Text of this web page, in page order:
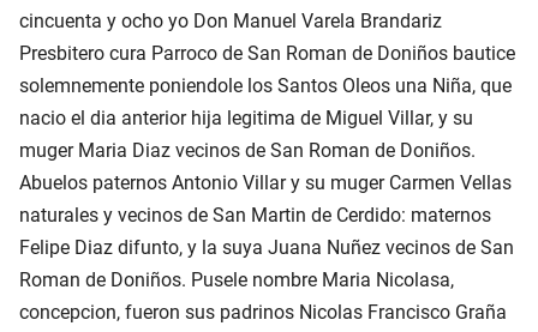
cincuenta y ocho yo Don Manuel Varela Brandariz
Presbitero cura Parroco de San Roman de Doniños bautice
solemnemente poniendole los Santos Oleos una Niña, que
nacio el dia anterior hija legitima de Miguel Villar, y su
muger Maria Diaz vecinos de San Roman de Doniños.
Abuelos paternos Antonio Villar y su muger Carmen Vellas
naturales y vecinos de San Martin de Cerdido: maternos
Felipe Diaz difunto, y la suya Juana Nuñez vecinos de San
Roman de Doniños. Pusele nombre Maria Nicolasa,
concepcion, fueron sus padrinos Nicolas Francisco Graña